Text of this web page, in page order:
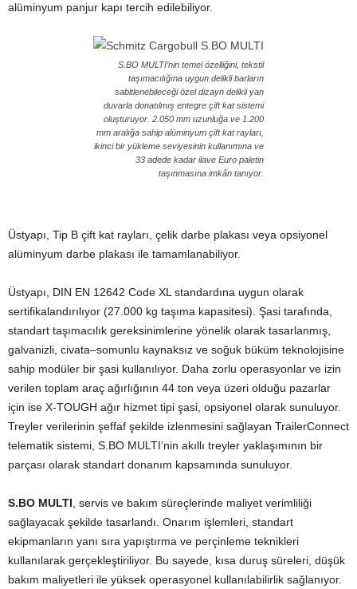
alüminyum panjur kapı tercih edilebiliyor.
S.BO MULTI’nin temel özelliğini, tekstil
taşımacılığına uygun delikli barların
sabitlenebileceği özel dizayn delikli yan
duvarla donatılmış entegre çift kat sistemi
oluşturuyor. 2.050 mm uzunluğa ve 1.200
mm aralığa sahip alüminyum çift kat rayları,
ikinci bir yükleme seviyesinin kullanımına ve
33 adede kadar ilave Euro paletin
taşınmasına imkân tanıyor.
Üstyapı, Tip B çift kat rayları, çelik darbe plakası veya opsiyonel
alüminyum darbe plakası ile tamamlanabiliyor.
Üstyapı, DIN EN 12642 Code XL standardına uygun olarak
sertifikalandırılıyor (27.000 kg taşıma kapasitesi). Şasi tarafında,
standart taşımacılık gereksinimlerine yönelik olarak tasarlanmış,
galvanizli, civata–somunlu kaynaksız ve soğuk büküm teknolojisine
sahip modüler bir şasi kullanılıyor. Daha zorlu operasyonlar ve izin
verilen toplam araç ağırlığının 44 ton veya üzeri olduğu pazarlar
için ise X-TOUGH ağır hizmet tipi şasi, opsiyonel olarak sunuluyor.
Treyler verilerinin şeffaf şekilde izlenmesini sağlayan TrailerConnect
telematik sistemi, S.BO MULTI’nin akıllı treyler yaklaşımının bir
parçası olarak standart donanım kapsamında sunuluyor.
S.BO MULTI , servis ve bakım süreçlerinde maliyet verimliliği
sağlayacak şekilde tasarlandı. Onarım işlemleri, standart
ekipmanların yanı sıra yapıştırma ve perçinleme teknikleri
kullanılarak gerçekleştiriliyor. Bu sayede, kısa duruş süreleri, düşük
bakım maliyetleri ile yüksek operasyonel kullanılabilirlik sağlanıyor.